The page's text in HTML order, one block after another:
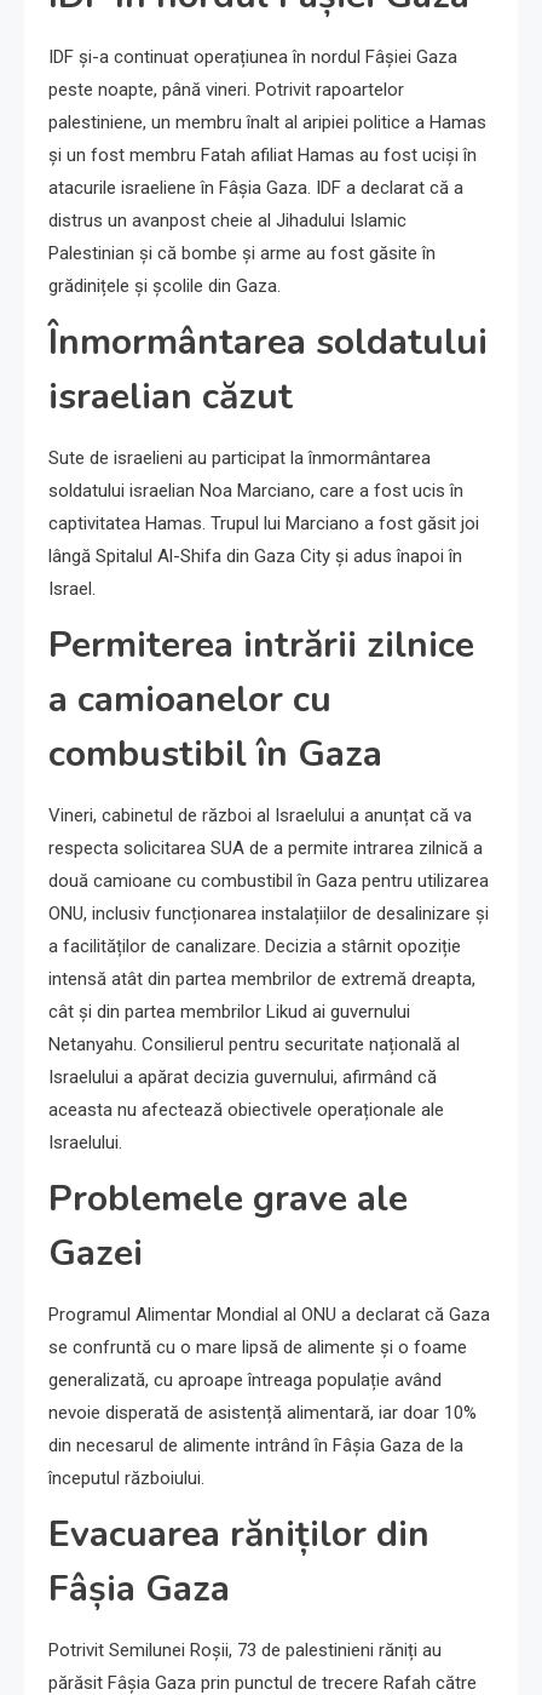
IDF și-a continuat operațiunea în nordul Fâșiei Gaza
peste noapte, până vineri. Potrivit rapoartelor
palestiniene, un membru înalt al aripiei politice a Hamas
și un fost membru Fatah afiliat Hamas au fost uciși în
atacurile israeliene în Fâșia Gaza. IDF a declarat că a
distrus un avanpost cheie al Jihadului Islamic
Palestinian și că bombe și arme au fost găsite în
grădinițele și școlile din Gaza.
Înmormântarea soldatului
israelian căzut
Sute de israelieni au participat la înmormântarea
soldatului israelian Noa Marciano, care a fost ucis în
captivitatea Hamas. Trupul lui Marciano a fost găsit joi
lângă Spitalul Al-Shifa din Gaza City și adus înapoi în
Israel.
Permiterea intrării zilnice
a camioanelor cu
combustibil în Gaza
Vineri, cabinetul de război al Israelului a anunțat că va
respecta solicitarea SUA de a permite intrarea zilnică a
două camioane cu combustibil în Gaza pentru utilizarea
ONU, inclusiv funcționarea instalațiilor de desalinizare și
a facilităților de canalizare. Decizia a stârnit opoziție
intensă atât din partea membrilor de extremă dreapta,
cât și din partea membrilor Likud ai guvernului
Netanyahu. Consilierul pentru securitate națională al
Israelului a apărat decizia guvernului, afirmând că
aceasta nu afectează obiectivele operaționale ale
Israelului.
Problemele grave ale
Gazei
Programul Alimentar Mondial al ONU a declarat că Gaza
se confruntă cu o mare lipsă de alimente și o foame
generalizată, cu aproape întreaga populație având
nevoie disperată de asistență alimentară, iar doar 10%
din necesarul de alimente intrând în Fâșia Gaza de la
începutul războiului.
Evacuarea răniților din
Fâșia Gaza
Potrivit Semilunei Roșii, 73 de palestinieni răniți au
părăsit Fâșia Gaza prin punctul de trecere Rafah către